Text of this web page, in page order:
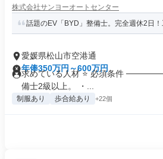
株式会社サンヨーオートセンター
話題のEV「BYD」整備士。完全週休2日！
愛媛県松山市空港通
年俸350万円～600万円
求めている人材 ⭐ 必須条件
備士2級以上。 ・...
制服あり 歩合給あり +22個